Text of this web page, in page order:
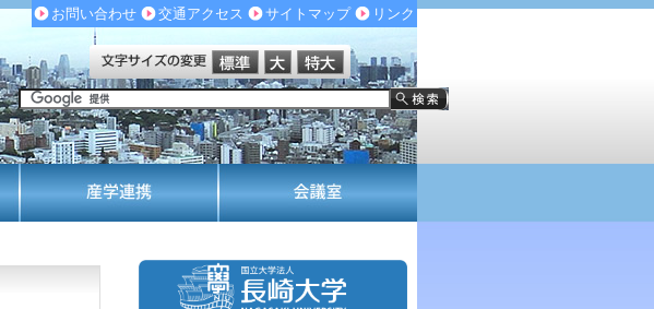
お問い合わせ 交通アクセス サイトマップ リンク